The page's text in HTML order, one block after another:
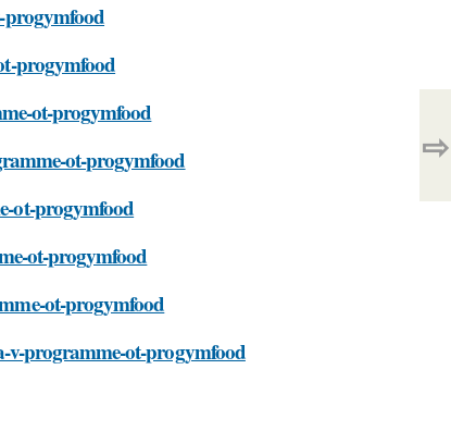
progymfood
progymfood
ot-progymfood
ot-progymfood
ot-progymfood
ot-progymfood
ot-progymfood
v-programme-ot-progymfood
⇨